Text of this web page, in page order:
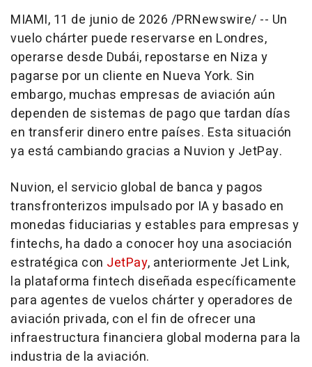
MIAMI, 11 de junio de 2026 /PRNewswire/ -- Un
vuelo chárter puede reservarse en Londres,
operarse desde Dubái, repostarse en Niza y
pagarse por un cliente en Nueva York. Sin
embargo, muchas empresas de aviación aún
dependen de sistemas de pago que tardan días
en transferir dinero entre países. Esta situación
ya está cambiando gracias a Nuvion y JetPay.
Nuvion, el servicio global de banca y pagos
transfronterizos impulsado por IA y basado en
monedas fiduciarias y estables para empresas y
fintechs, ha dado a conocer hoy una asociación
estratégica con JetPay, anteriormente Jet Link,
la plataforma fintech diseñada específicamente
para agentes de vuelos chárter y operadores de
aviación privada, con el fin de ofrecer una
infraestructura financiera global moderna para la
industria de la aviación.